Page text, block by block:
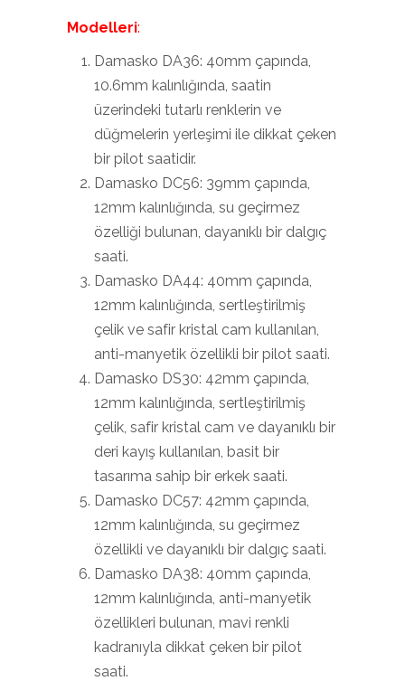
Modelleri:
Damasko DA36: 40mm çapında,
10.6mm kalınlığında, saatin
üzerindeki tutarlı renklerin ve
düğmelerin yerleşimi ile dikkat çeken
bir pilot saatidir.
Damasko DC56: 39mm çapında,
12mm kalınlığında, su geçirmez
özelliği bulunan, dayanıklı bir dalgıç
saati.
Damasko DA44: 40mm çapında,
12mm kalınlığında, sertleştirilmiş
çelik ve safir kristal cam kullanılan,
anti-manyetik özellikli bir pilot saati.
Damasko DS30: 42mm çapında,
12mm kalınlığında, sertleştirilmiş
çelik, safir kristal cam ve dayanıklı bir
deri kayış kullanılan, basit bir
tasarıma sahip bir erkek saati.
Damasko DC57: 42mm çapında,
12mm kalınlığında, su geçirmez
özellikli ve dayanıklı bir dalgıç saati.
Damasko DA38: 40mm çapında,
12mm kalınlığında, anti-manyetik
özellikleri bulunan, mavi renkli
kadranıyla dikkat çeken bir pilot
saati.